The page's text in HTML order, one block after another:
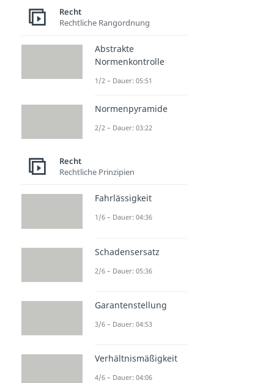
Recht
Rechtliche Rangordnung
Abstrakte
Normenkontrolle
1/2 – Dauer: 05:51
Normenpyramide
2/2 – Dauer: 03:22
Recht
Rechtliche Prinzipien
Fahrlässigkeit
1/6 – Dauer: 04:36
Schadensersatz
2/6 – Dauer: 05:36
Garantenstellung
3/6 – Dauer: 04:53
Verhältnismäßigkeit
4/6 – Dauer: 04:06